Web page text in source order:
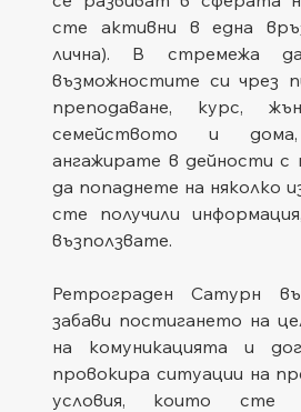
сте активни в една
лична). В стремежа
възможностите си чрез
преподаване, курс,
семейството и
ангажирате в дейности
да попаднете на няколко
сте получили
възползвате.
Ретрограден Сатурн
забави постигането на
на комуникацията и
провокира ситуации на
условия, които сте